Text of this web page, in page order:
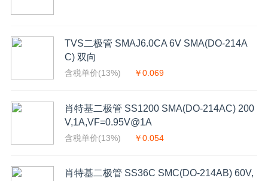
TVS二极管 SMAJ6.0CA 6V SMA(DO-214A
C) 双向
含税单价(13%) ￥0.069
肖特基二极管 SS1200 SMA(DO-214AC) 200
V,1A,VF=0.95V@1A
含税单价(13%) ￥0.054
肖特基二极管 SS36C SMC(DO-214AB) 60V,